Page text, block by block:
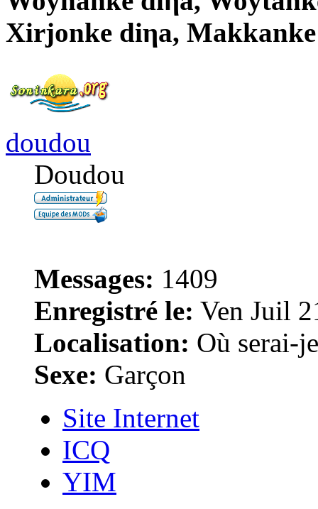
Xirjonke diηa,
doudou
Doudou
Messages: 1409
Enregistré le: Ven Juil
Localisation: Où serai-
Sexe: Garçon
Site Internet
ICQ
YIM